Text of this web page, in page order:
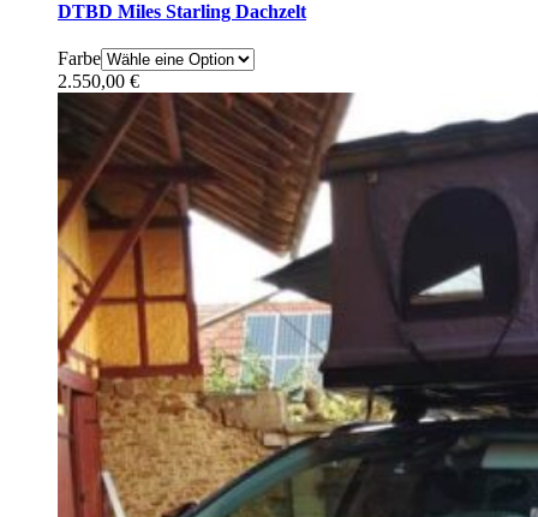
DTBD Miles Starling Dachzelt
Farbe
2.550,00 €